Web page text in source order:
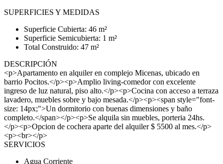
SUPERFICIES Y MEDIDAS
Superficie Cubierta: 46 m²
Superficie Semicubierta: 1 m²
Total Construido: 47 m²
DESCRIPCIÓN
<p>Apartamento en alquiler en complejo Micenas, ubicado en
barrio Pocitos.</p><p>Amplio living-comedor con excelente
ingreso de luz natural, piso alto.</p><p>Cocina con acceso a terraza
lavadero, muebles sobre y bajo mesada.</p><p><span style="font-
size: 14px;">Un dormitorio con buenas dimensiones y baño
completo.</span></p><p>Se alquila sin muebles, porteria 24hs.
</p><p>Opcion de cochera aparte del alquiler $ 5500 al mes.</p>
<p><br></p>
SERVICIOS
Agua Corriente